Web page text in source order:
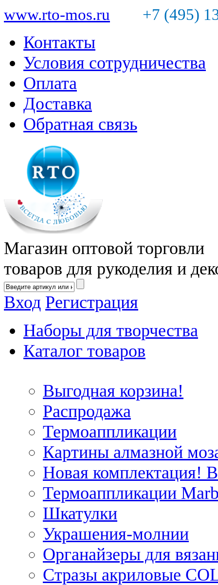
www.rto-mos.ru +7 (495)
Контакты
Условия сотрудничества
Оплата
Доставка
Обратная связь
Магазин оптовой торговли
товаров для рукоделия и
Вход Регистрация
Наборы для творчества
Каталог товаров
Выгодная корзина!
Распродажа
Термоаппликации
Картины алмазной
Новая комплектация!
Термоаппликации
Шкатулки
Украшения-молнии
Органайзеры для
Стразы акриловые